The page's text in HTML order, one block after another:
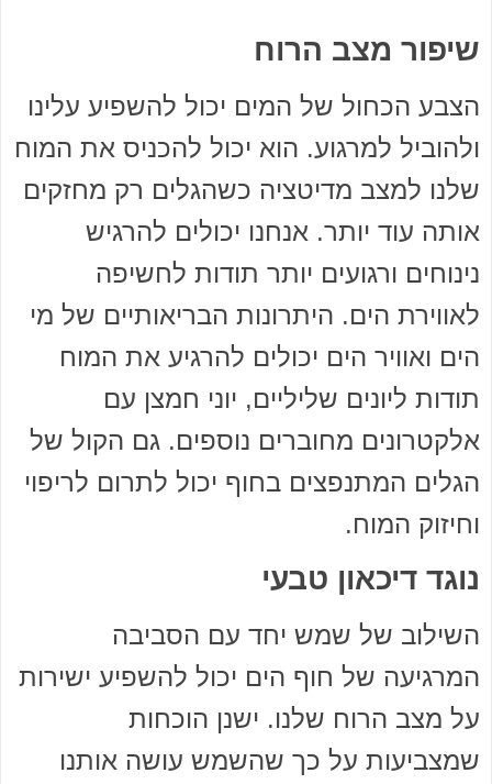
שיפור מצב הרוח
הצבע הכחול של המים יכול להשפיע עלינו
ולהוביל למרגוע. הוא יכול להכניס את המוח
שלנו למצב מדיטציה כשהגלים רק מחזקים
אותה עוד יותר. אנחנו יכולים להרגיש
נינוחים ורגועים יותר תודות לחשיפה
לאווירת הים. היתרונות הבריאותיים של מי
הים ואוויר הים יכולים להרגיע את המוח
תודות ליונים שליליים, יוני חמצן עם
אלקטרונים מחוברים נוספים. גם הקול של
הגלים המתנפצים בחוף יכול לתרום לריפוי
וחיזוק המוח.
נוגד דיכאון טבעי
השילוב של שמש יחד עם הסביבה
המרגיעה של חוף הים יכול להשפיע ישירות
על מצב הרוח שלנו. ישנן הוכחות
שמצביעות על כך שהשמש עושה אותנו